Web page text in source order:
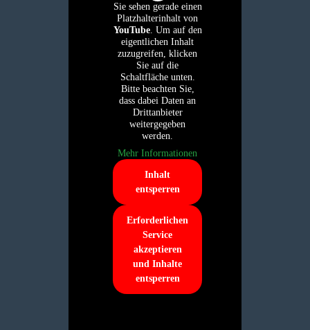
Sie sehen gerade einen
Platzhalterinhalt von
YouTube. Um auf den
eigentlichen Inhalt
zuzugreifen, klicken
Sie auf die
Schaltfläche unten.
Bitte beachten Sie,
dass dabei Daten an
Drittanbieter
weitergegeben
werden.
Mehr Informationen
Inhalt
entsperren
Erforderlichen
Service
akzeptieren
und Inhalte
entsperren